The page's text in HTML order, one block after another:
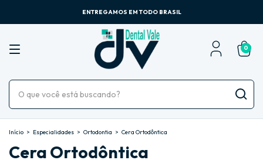
ENTREGAMOS EM TODO BRASIL
0
Início > Especialidades > Ortodontia > Cera Ortodôntica
Cera Ortodôntica